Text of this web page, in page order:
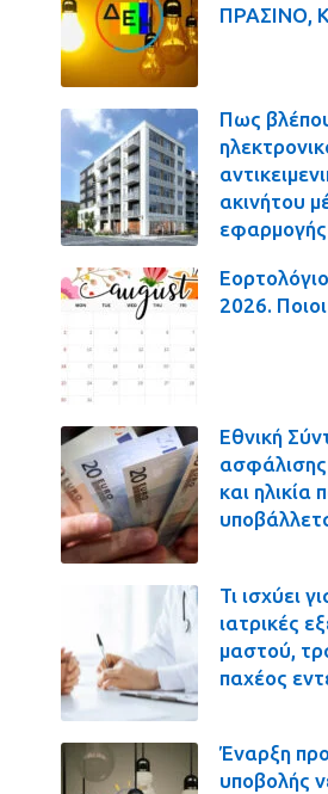
ΠΡΑΣΙΝΟ,
Πως
ακινήτου
εφαρμογής
2026.
Εθνική
ασφάλισης
και ηλικία
Τι ισχύει
ιατρικές
μαστού,
παχέος
Έναρξη
υποβολής